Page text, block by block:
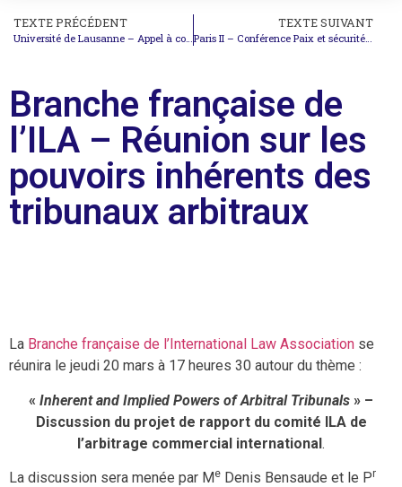
TEXTE PRÉCÉDENT
Université de Lausanne – Appel à communications ‘Investissement étranger dans le secteur des services’
TEXTE SUIVANT
Paris II – Conférence Paix et sécurité : Instruments multilatéraux de non-prolifération et de désarmement
Branche française de
l’ILA – Réunion sur les
pouvoirs inhérents des
tribunaux arbitraux
La Branche française de l’International Law Association se
réunira le jeudi 20 mars à 17 heures 30 autour du thème :
« Inherent and Implied Powers of Arbitral Tribunals » –
Discussion du projet de rapport du comité ILA de
l’arbitrage commercial international.
La discussion sera menée par Me Denis Bensaude et le Pr